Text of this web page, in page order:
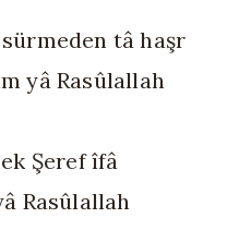
tâ haşr
yâ Rasûlallah
Şeref îfâ
Rasûlallah